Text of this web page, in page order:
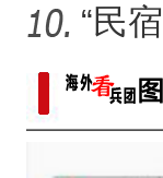
作
做到
“民
文旅